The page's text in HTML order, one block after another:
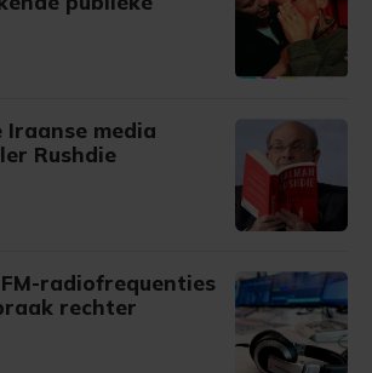
Iraanse media
Rushdie
radiofrequenties
rechter